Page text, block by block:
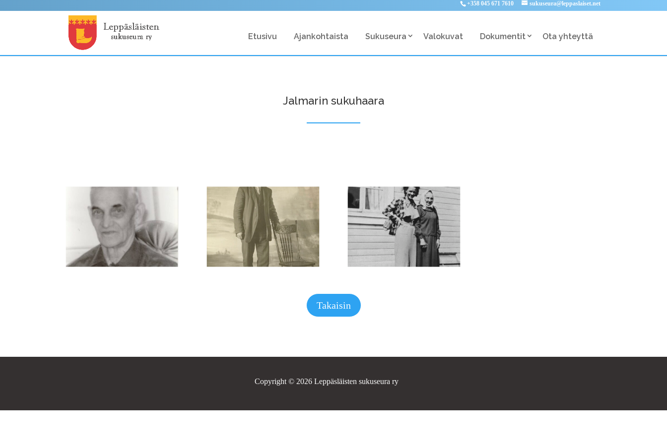
+358 045 671 7610 sukuseura@leppaslaiset.net
Etusivu Ajankohtaista Sukuseura Valokuvat Dokumentit Ota yhteyttä
Jalmarin sukuhaara
Takaisin
Copyright © 2026 Leppäsläisten sukuseura ry